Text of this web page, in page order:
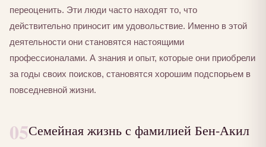
переоценить. Эти люди часто находят то, что
действительно приносит им удовольствие. Именно в этой
деятельности они становятся настоящими
профессионалами. А знания и опыт, которые они приобрели
за годы своих поисков, становятся хорошим подспорьем в
повседневной жизни.
05Семейная жизнь с фамилией Бен-Акил